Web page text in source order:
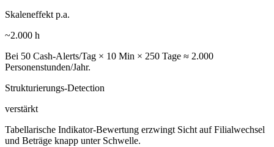
Skaleneffekt p.a.
~2.000 h
Bei 50 Cash-Alerts/Tag × 10 Min × 250 Tage ≈ 2.000
Personenstunden/Jahr.
Strukturierungs-Detection
verstärkt
Tabellarische Indikator-Bewertung erzwingt Sicht auf Filialwechsel
und Beträge knapp unter Schwelle.